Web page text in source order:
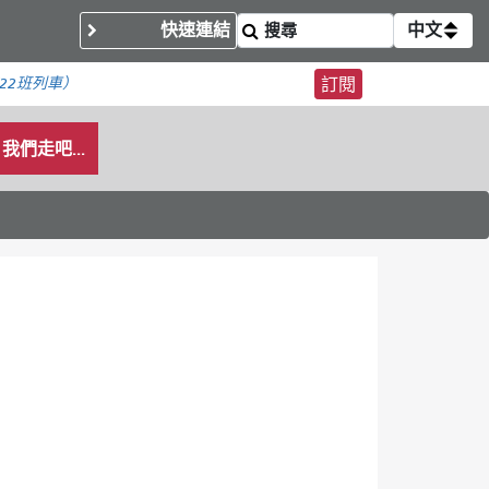
快速連結 中文
班列車） 訂閱
我們走吧...